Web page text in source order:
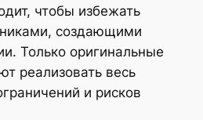
чтобы избежать
создающими
Только оригинальные
реализовать весь
и рисков